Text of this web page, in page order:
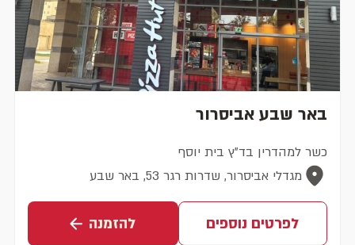
באר שבע אביסרור
כשר למהדרין בד"ץ בית יוסף
מגדלי אביסרור, שדרות רגר 53, באר שבע
לפרטים נוספים להזמנה